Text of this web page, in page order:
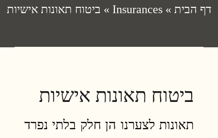
דף הבית »
Insurances
» ביטוח תאונות אישיות
ביטוח תאונות אישיות
תאונות לצערנו הן חלק בלתי נפרד